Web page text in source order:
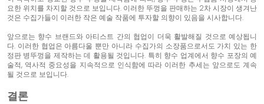
요한 위치를 차지할 것으로 보입니다. 이러한 뚜껑을 판매하는 2차 시장이 생겨난
것은 수집가들이 이러한 작은 예술 작품에 투자할 의향이 있음을 시사합니다.
앞으로는 향수 브랜드와 아티스트 간의 협업이 더욱 활발해질 것으로 예상됩니
다. 이러한 협업은 아름다울 뿐만 아니라 수집가의 소장품으로서도 가치 있는 한
정판 병뚜껑을 제작하는 데 활용될 것입니다. 특히 향수 업계에서 향수 포장의 예
술적, 역사적 중요성을 지속적으로 인식함에 따라 이러한 추세는 앞으로도 계속
될 것으로 보입니다.
결론